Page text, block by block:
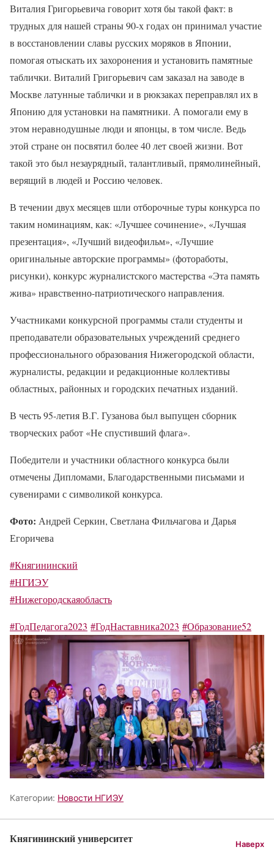
Виталия Григорьевича говорит хотя бы такой факт: в
трудных для нашей страны 90-х годах он принимал участие
в восстановлении славы русских моряков в Японии,
помогая отыскать их захоронения и установить памятные
таблички. Виталий Григорьевич сам заказал на заводе в
Москве латунные таблички и в рюкзаках переправлял их в
Японию для установки на памятники. А помогали ему в
этом неравнодушные люди и японцы, в том числе. Ведь
этой стране он посвятил более 40 лет своей жизни. Вот
такой это был незаурядный, талантливый, прямолинейный,
верящий в людей и Россию человек.
В течении двух месяцев шли отборочные туры конкурса по
таким номинациям, как: «Лучшее сочинение», «Лучшая
презентация», «Лучший видеофильм», «Лучшие
оригинальные авторские программы» (фотоработы,
рисунки), конкурс журналистского мастерства «Эта память
жива» нравственно-патриотического направления.
Участниками конкурсной программы стали студенты и
преподаватели образовательных учреждений среднего
профессионального образования Нижегородской области,
журналисты, редакции и редакционные коллективы
областных, районных и городских печатных изданий.
В честь 95-летия В.Г. Гузанова был выпущен сборник
творческих работ «Не спустивший флага».
Победители и участники областного конкурса были
отмечены Дипломами, Благодарственными письмами и
сувенирами с символикой конкурса.
Фото: Андрей Серкин, Светлана Фильчагова и Дарья
Егоричева
#Княгининский
#НГИЭУ
#Нижегородскаяобласть
#ГодПедагога2023 #ГодНаставника2023 #Образование52
Категории: Новости НГИЭУ
Княгининский университет Наверх